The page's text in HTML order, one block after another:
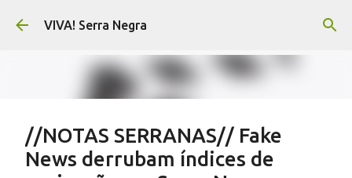
Pular para o conteúdo principal
VIVA! Serra Negra
//NOTAS SERRANAS// Fake
News derrubam índices de